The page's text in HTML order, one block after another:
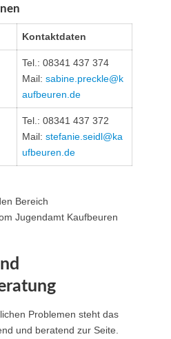
Kontaktdaten
Tel.: 08341 437 374
Mail: sabine.preckle@k
aufbeuren.de
Tel.: 08341 437 372
Mail: stefanie.seidl@ka
ufbeuren.de
Bereich
Jugendamt Kaufbeuren
Problemen steht das
und beratend zur Seite.